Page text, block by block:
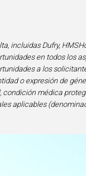
incluidas Dufry,
en todos los
a los
o expresión de
condición médica
aplicables